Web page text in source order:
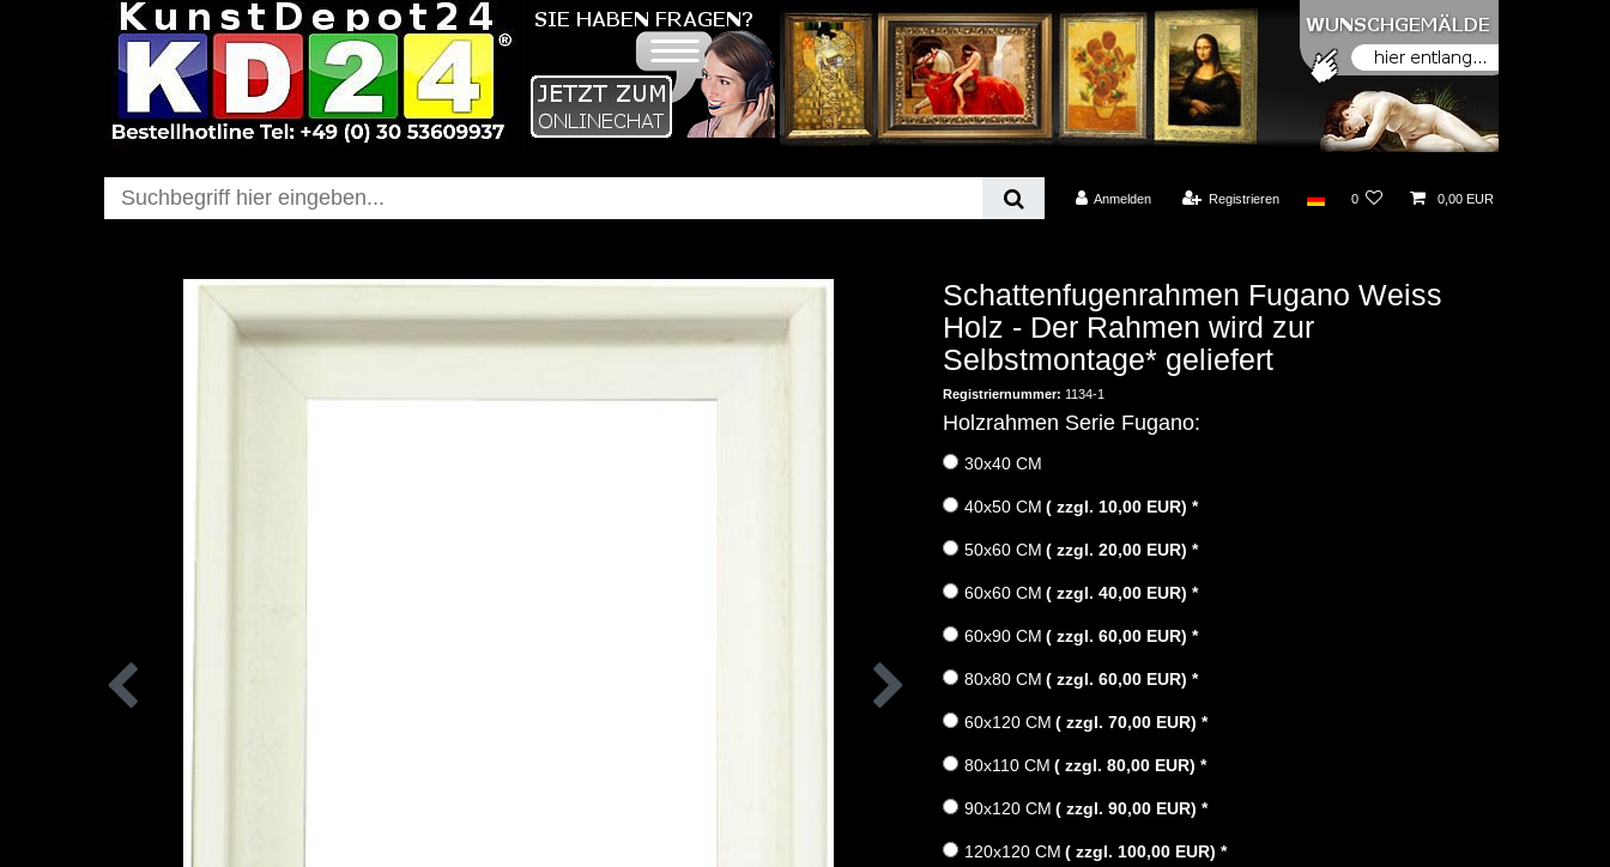
Anmelden Registrieren 0 0,00 EUR
Schattenfugenrahmen Fugano Weiss
Holz - Der Rahmen wird zur
Selbstmontage* geliefert
Registriernummer: 1134-1
Holzrahmen Serie Fugano:
30x40 CM
40x50 CM ( zzgl. 10,00 EUR) *
50x60 CM ( zzgl. 20,00 EUR) *
60x60 CM ( zzgl. 40,00 EUR) *
60x90 CM ( zzgl. 60,00 EUR) *
80x80 CM ( zzgl. 60,00 EUR) *
60x120 CM ( zzgl. 70,00 EUR) *
80x110 CM ( zzgl. 80,00 EUR) *
90x120 CM ( zzgl. 90,00 EUR) *
120x120 CM ( zzgl. 100,00 EUR) *